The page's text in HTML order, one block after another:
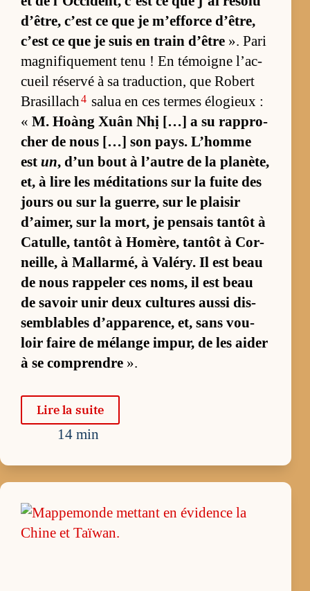
d’être, c’est ce que je m’ef­force d’être,
c’est ce que je suis en train d’être ». Pari
ma­gni­fique­ment tenu ! En té­moigne l’ac­
cueil ré­servé à sa tra­duc­tion, que Ro­bert
Bra­sillach4 sa­lua en ces termes élo­gieux :
« M. Hoàng Xuân Nhị […] a su rap­pro­
cher de nous […] son pays. L’­homme
est un, d’un bout à l’autre de la pla­nè­te,
et, à lire les mé­di­ta­tions sur la fuite des
jours ou sur la guer­re, sur le plai­sir
d’ai­mer, sur la mort, je pen­sais tan­tôt à
Ca­tul­le, tan­tôt à Ho­mè­re, tan­tôt à Cor­
neille, à Mal­lar­mé, à Va­lé­ry. Il est beau
de nous rap­pe­ler ces noms, il est beau
de sa­voir unir deux cultures aussi dis­
sem­blables d’ap­pa­ren­ce, et, sans vou­
loir faire de mé­lange im­pur, de les ai­der
à se com­prendre ».
Lire la suite
14 min